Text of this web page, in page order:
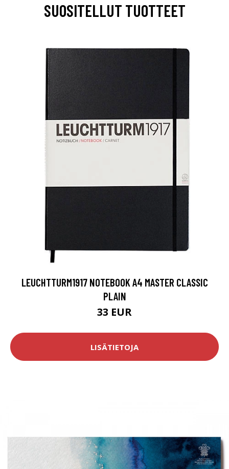
SUOSITELLUT TUOTTEET
LEUCHTTURM1917 NOTEBOOK A4 MASTER CLASSIC
PLAIN
33 EUR
LISÄTIETOJA